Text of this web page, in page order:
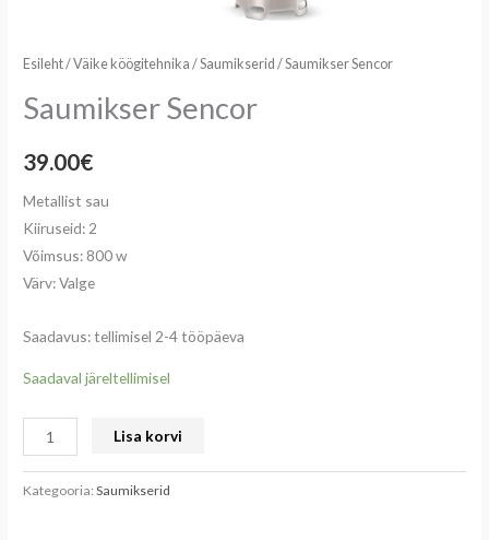
Esileht/Väike köögitehnika /Saumikserid / Saumikser Sencor
Saumikser Sencor
39.00€
Metallist sau
Kiiruseid: 2
Võimsus: 800 w
Värv: Valge
Saadavus: tellimisel 2-4 tööpäeva
Saadaval järeltellimisel
Lisa korvi
Kategooria:Saumikserid